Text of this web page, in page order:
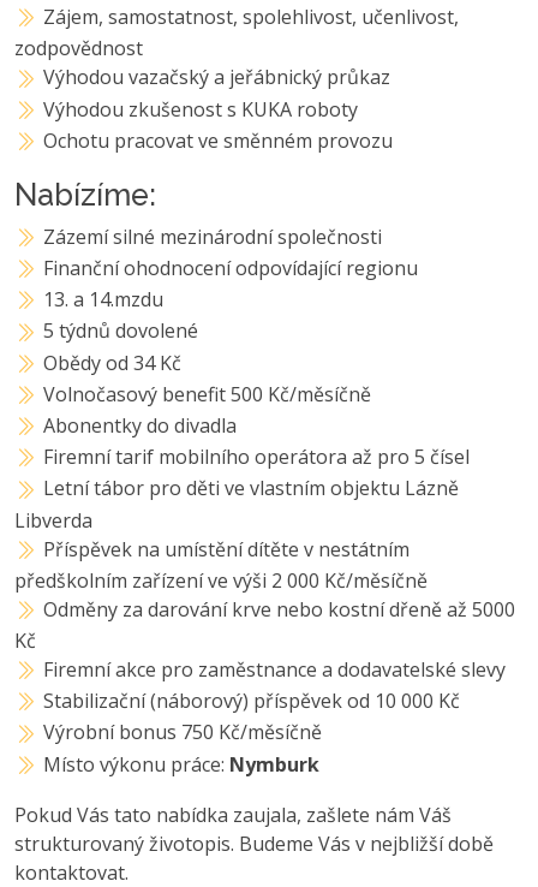
Zájem, samostatnost, spolehlivost, učenlivost,
zodpovědnost
Výhodou vazačský a jeřábnický průkaz
Výhodou zkušenost s KUKA roboty
Ochotu pracovat ve směnném provozu
Nabízíme:
Zázemí silné mezinárodní společnosti
Finanční ohodnocení odpovídající regionu
13. a 14.mzdu
5 týdnů dovolené
Obědy od 34 Kč
Volnočasový benefit 500 Kč/měsíčně
Abonentky do divadla
Firemní tarif mobilního operátora až pro 5 čísel
Letní tábor pro děti ve vlastním objektu Lázně
Libverda
Příspěvek na umístění dítěte v nestátním
předškolním zařízení ve výši 2 000 Kč/měsíčně
Odměny za darování krve nebo kostní dřeně až 5000
Kč
Firemní akce pro zaměstnance a dodavatelské slevy
Stabilizační (náborový) příspěvek od 10 000 Kč
Výrobní bonus 750 Kč/měsíčně
Místo výkonu práce: Nymburk
Pokud Vás tato nabídka zaujala, zašlete nám Váš
strukturovaný životopis. Budeme Vás v nejbližší době
kontaktovat.